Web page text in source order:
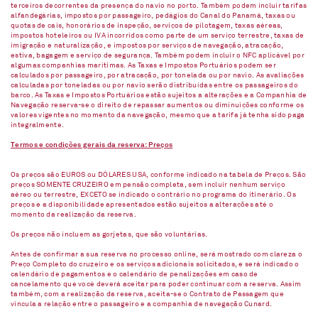
terceiros decorrentes da presença do navio no porto. Também podem incluir tarifas
alfandegárias, impostos por passageiro, pedágios do Canal do Panamá, taxas ou
quotas de cais, honorários de inspeção, serviços de pilotagem, taxas aéreas,
impostos hoteleiros ou IVA incorridos como parte de um serviço terrestre, taxas de
imigração e naturalização, e impostos por serviços de navegação, atracação,
estiva, bagagem e serviço de segurança. Também podem incluir o NFC aplicável por
algumas companhias marítimas. As Taxas e Impostos Portuários podem ser
calculados por passageiro, por atracação, por tonelada ou por navio. As avaliações
calculadas por toneladas ou por navio serão distribuídas entre os passageiros do
barco. As Taxas e Impostos Portuários estão sujeitos a alterações e a Companhia de
Navegação reserva-se o direito de repassar aumentos ou diminuições conforme os
valores vigentes no momento da navegação, mesmo que a tarifa já tenha sido paga
integralmente.
Termos e condições gerais da reserva: Preços
Os preços são EUROS ou DÓLARES USA, conforme indicado na tabela de Preços. São
preços SOMENTE CRUZEIRO em pensão completa, sem incluir nenhum serviço
aéreo ou terrestre, EXCETO se indicado o contrário no programa do itinerário. Os
preços e a disponibilidade apresentados estão sujeitos a alterações até o
momento da realização da reserva.
Os preços não incluem as gorjetas, que são voluntárias.
Antes de confirmar a sua reserva no processo online, será mostrado com clareza o
Preço Completo do cruzeiro e os serviços adicionais solicitados, e será indicado o
calendário de pagamentos e o calendário de penalizações em caso de
cancelamento que você deverá aceitar para poder continuar com a reserva. Assim
também, com a realização da reserva, aceita-se o Contrato de Passagem que
vincula a relação entre o passageiro e a companhia de navegação Cunard.